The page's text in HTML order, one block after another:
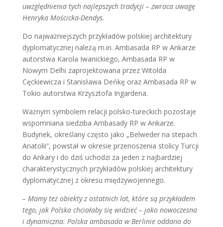
uwzględnienia tych najlepszych tradycji – zwraca uwagę
Henryka Mościcka-Dendys.
Do najważniejszych przykładów polskiej architektury
dyplomatycznej należą m.in. Ambasada RP w Ankarze
autorstwa Karola Iwanickiego, Ambasada RP w
Nowym Delhi zaprojektowana przez Witolda
Cęckiewicza i Stanisława Deńkę oraz Ambasada RP w
Tokio autorstwa Krzysztofa Ingardena.
Ważnym symbolem relacji polsko-tureckich pozostaje
wspomniana siedziba Ambasady RP w Ankarze.
Budynek, określany często jako „Belweder na stepach
Anatolii”, powstał w okresie przenoszenia stolicy Turcji
do Ankary i do dziś uchodzi za jeden z najbardziej
charakterystycznych przykładów polskiej architektury
dyplomatycznej z okresu międzywojennego.
– Mamy też obiekty z ostatnich lat, które są przykładem
tego, jak Polska chciałaby się widzieć – jako nowoczesna
i dynamiczna. Polska ambasada w Berlinie oddana do